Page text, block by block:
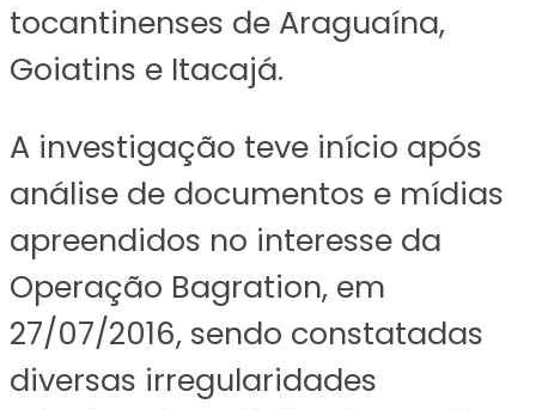
tocantinenses de Araguaína,
Goiatins e Itacajá.
A investigação teve início após
análise de documentos e mídias
apreendidos no interesse da
Operação Bagration, em
27/07/2016, sendo constatadas
diversas irregularidades